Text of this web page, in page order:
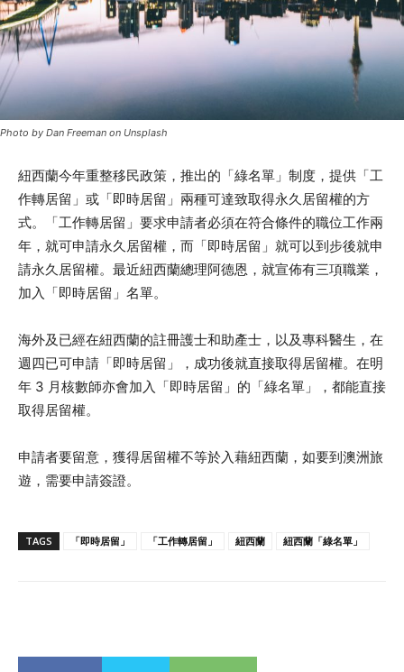
Photo by Dan Freeman on Unsplash
紐西蘭今年重整移民政策，推出的「綠名單」制度，提供「工
作轉居留」或「即時居留」兩種可達致取得永久居留權的方
式。「工作轉居留」要求申請者必須在符合條件的職位工作兩
年，就可申請永久居留權，而「即時居留」就可以到步後就申
請永久居留權。最近紐西蘭總理阿德恩，就宣佈有三項職業，
加入「即時居留」名單。
海外及已經在紐西蘭的註冊護士和助產士，以及專科醫生，在
週四已可申請「即時居留」，成功後就直接取得居留權。在明
年 3 月核數師亦會加入「即時居留」的「綠名單」，都能直接
取得居留權。
申請者要留意，獲得居留權不等於入藉紐西蘭，如要到澳洲旅
遊，需要申請簽證。
TAGS 「即時居留」 「工作轉居留」 紐西蘭 紐西蘭「綠名單」